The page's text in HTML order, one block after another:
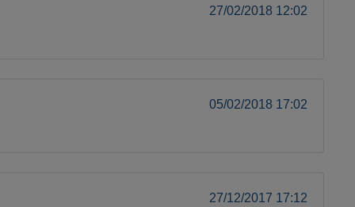
27/02/2018 12:02
05/02/2018 17:02
27/12/2017 17:12